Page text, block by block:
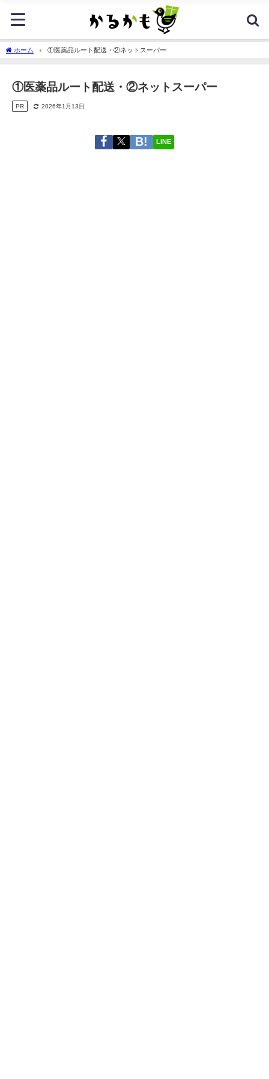
ホーム ①医薬品ルート配送・②ネットスーパー
①医薬品ルート配送・②ネットスーパー
PR 2026年1月13日
LINE